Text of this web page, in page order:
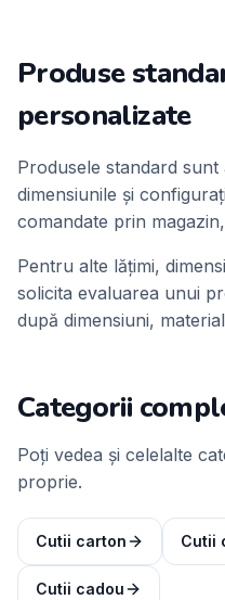
Produse
personalizate
Produsele standard
dimensiunile și
comandate prin
Pentru alte lățimi,
solicita evaluarea unui
după dimensiuni,
Categorii
Poți vedea și celelalte
proprie.
Cutii carton Cutii
Cutii cadou